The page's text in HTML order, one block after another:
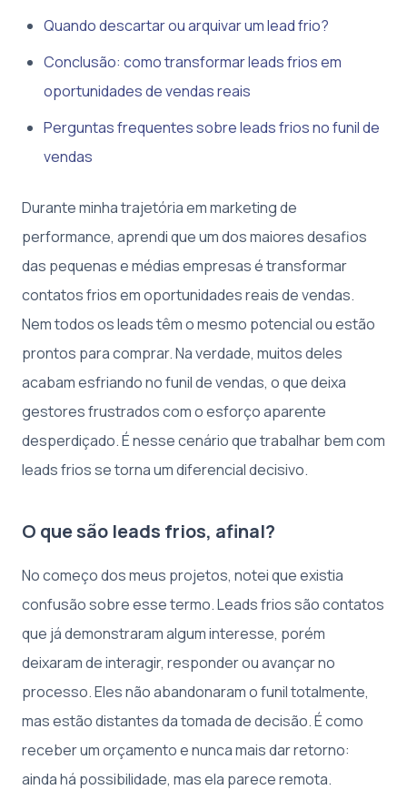
Quando descartar ou arquivar um lead frio?
Conclusão: como transformar leads frios em
oportunidades de vendas reais
Perguntas frequentes sobre leads frios no funil de
vendas
Durante minha trajetória em marketing de
performance, aprendi que um dos maiores desafios
das pequenas e médias empresas é transformar
contatos frios em oportunidades reais de vendas.
Nem todos os leads têm o mesmo potencial ou estão
prontos para comprar. Na verdade, muitos deles
acabam esfriando no funil de vendas, o que deixa
gestores frustrados com o esforço aparente
desperdiçado. É nesse cenário que trabalhar bem com
leads frios se torna um diferencial decisivo.
O que são leads frios, afinal?
No começo dos meus projetos, notei que existia
confusão sobre esse termo. Leads frios são contatos
que já demonstraram algum interesse, porém
deixaram de interagir, responder ou avançar no
processo. Eles não abandonaram o funil totalmente,
mas estão distantes da tomada de decisão. É como
receber um orçamento e nunca mais dar retorno:
ainda há possibilidade, mas ela parece remota.